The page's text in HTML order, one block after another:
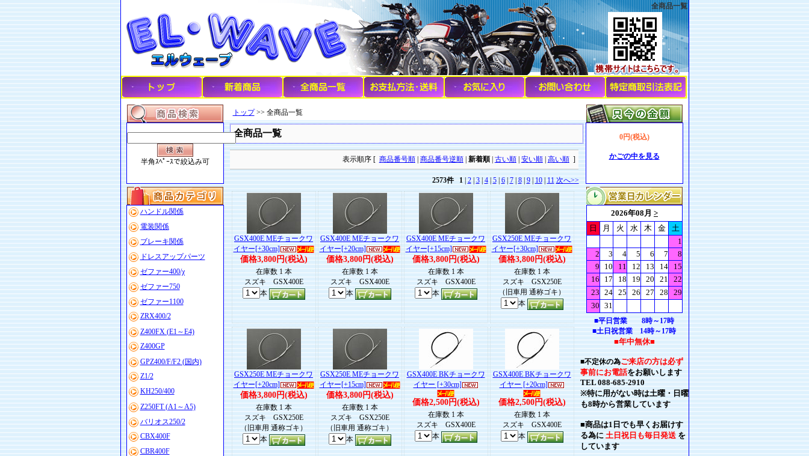
全商品一覧
半角ｽﾍﾟｰｽで絞込み可
ハンドル関係
電装関係
ブレーキ関係
ドレスアップパーツ
ゼファー400/χ
ゼファー750
ゼファー1100
ZRX400/2
Z400FX (E1～E4)
Z400GP
GPZ400/F/F2 (国内)
Z1/2
KH250/400
Z250FT (A1～A5)
バリオス250/2
CBX400F
CBR400F
トップ>> 全商品一覧
全商品一覧
表示順序 [ 商品番号順| 商品番号逆順| 新着順| 古い順| 安い順| 高い順]
2573件 1| 2| 3| 4| 5| 6| 7| 8| 9| 10| 11 次へ>>
GSX400E MEチョークワ
イヤー[+30cm]
価格3,800円(税込)
在庫数 1 本
スズキ GSX400E
本
GSX400E MEチョークワ
イヤー[+20cm]
価格3,800円(税込)
在庫数 1 本
スズキ GSX400E
本
GSX400E MEチョークワ
イヤー[+15cm]
価格3,800円(税込)
在庫数 1 本
スズキ GSX400E
本
GSX250E MEチョークワ
イヤー[+30cm]
価格3,800円(税込)
在庫数 1 本
スズキ GSX250E
（旧車用 通称ゴキ）
本
GSX250E MEチョークワ
イヤー[+20cm]
価格3,800円(税込)
在庫数 1 本
スズキ GSX250E
（旧車用 通称ゴキ）
本
GSX250E MEチョークワ
イヤー[+15cm]
価格3,800円(税込)
在庫数 1 本
スズキ GSX250E
（旧車用 通称ゴキ）
本
GSX400E BKチョークワ
イヤー [+30cm]
価格2,500円(税込)
在庫数 1 本
スズキ GSX400E
本
GSX400E BKチョークワ
イヤー [+20cm]
価格2,500円(税込)
在庫数 1 本
スズキ GSX400E
本
0円(税込)
かごの中を見る
■平日営業 8時～17時
■土日祝営業 14時～17時
■年中無休■
■不定休の為ご来店の方は必ず
事前にお電話をお願いします
TEL 088-685-2910
※特に用がない時は土曜・日曜
も8時から営業しています
■商品は1日でも早くお届けす
る為に 土日祝日も毎日発送 を
しています